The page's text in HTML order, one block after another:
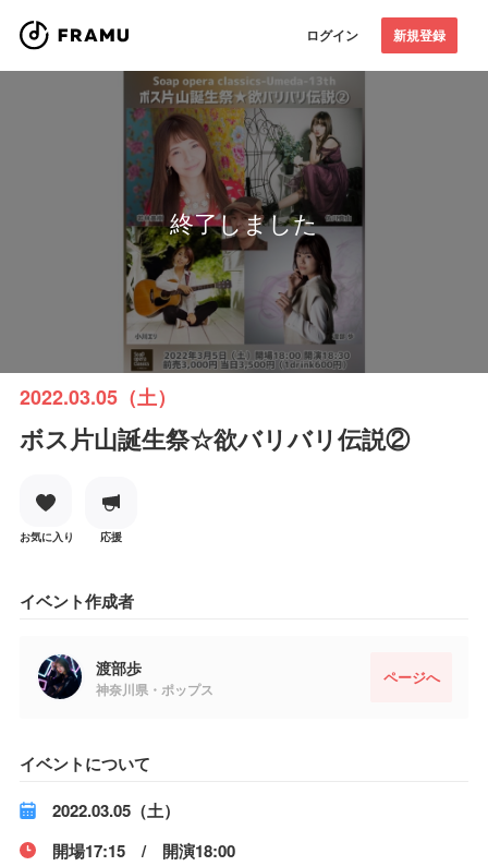
ログイン 新規登録
終了しました
2022.03.05（土）
ボス片山誕生祭☆欲バリバリ伝説②
お気に入り 応援
イベント作成者
渡部歩
神奈川県・ポップス
ページへ
イベントについて
2022.03.05（土）
開場17:15 / 開演18:00